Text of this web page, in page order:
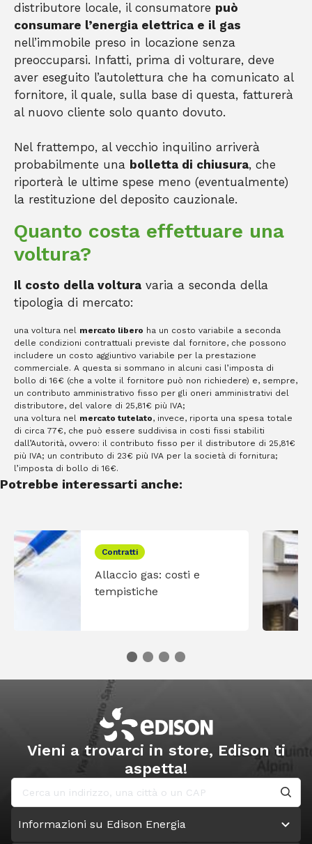
distributore locale, il consumatore può
consumare l’energia elettrica e il gas
nell’immobile preso in locazione senza
preoccuparsi. Infatti, prima di volturare, deve
aver eseguito l’autolettura che ha comunicato al
fornitore, il quale, sulla base di questa, fatturerà
al nuovo cliente solo quanto dovuto.
Nel frattempo, al vecchio inquilino arriverà
probabilmente una bolletta di chiusura, che
riporterà le ultime spese meno (eventualmente)
la restituzione del deposito cauzionale.
Quanto costa effettuare una
voltura?
Il costo della voltura varia a seconda della
tipologia di mercato:
una voltura nel mercato libero ha un costo variabile a seconda
delle condizioni contrattuali previste dal fornitore, che possono
includere un costo aggiuntivo variabile per la prestazione
commerciale. A questa si sommano in alcuni casi l’imposta di
bollo di 16€ (che a volte il fornitore può non richiedere) e, sempre,
un contributo amministrativo fisso per gli oneri amministrativi del
distributore, del valore di 25,81€ più IVA;
una voltura nel mercato tutelato, invece, riporta una spesa totale
di circa 77€, che può essere suddivisa in costi fissi stabiliti
dall’Autorità, ovvero: il contributo fisso per il distributore di 25,81€
più IVA; un contributo di 23€ più IVA per la società di fornitura;
l’imposta di bollo di 16€.
Potrebbe interessarti anche:
Contratti
Allaccio gas: costi e
tempistiche
Vieni a trovarci in store, Edison ti
aspetta!
Informazioni su Edison Energia